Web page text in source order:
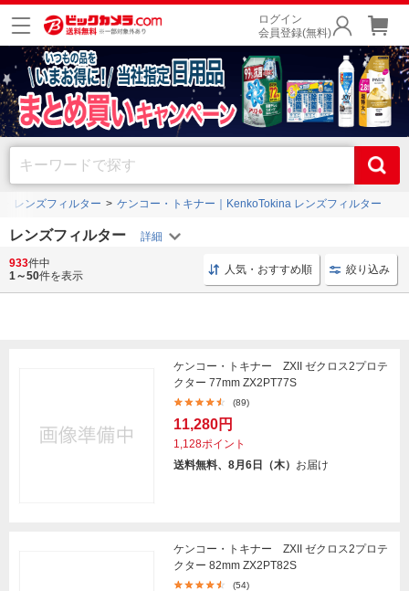
ログイン
会員登録(無料)
レンズフィルター ケンコー・トキナー｜KenkoTokina レンズフィルター
レンズフィルター
マルミ レンズフィルター レンズフィルター ケンコー
933件中
1～50件を表示 人気・おすすめ順 絞り込み
ケンコー・トキナー ZXII ゼクロス2プロテ
クター 77mm ZX2PT77S
(89)
11,280円
1,128ポイント
送料無料、8月6日（木） お届け
ケンコー・トキナー ZXII ゼクロス2プロテ
クター 82mm ZX2PT82S
(54)